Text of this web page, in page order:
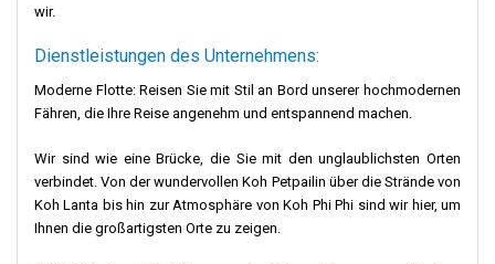
Westküste von Koh Lanta nur eine 30-minütige Fahrt entfernt. Mit
Atmosphäre bieten sie einen starken Kontrast zur ruhigen
Schönheit der Altstadt. Vor allem die Westküste mit ihren
Seite der Insel, eine Seite des Feierns und der Ausgelassenheit.
Die Altstadt von Koh Lanta ist ein Mosaik aus Geschichte, Kultur
und natürlicher Schönheit. Mit ihrem ikonischen langen Pier, den
wir.
Dienstleistungen des Unternehmens:
Moderne Flotte: Reisen Sie mit Stil an Bord unserer hochmodernen
Fähren, die Ihre Reise angenehm und entspannend machen.
Wir sind wie eine Brücke, die Sie mit den unglaublichsten Orten
verbindet. Von der wundervollen Koh Petpailin über die Strände von
Koh Lanta bis hin zur Atmosphäre von Koh Phi Phi sind wir hier, um
Ihnen die großartigsten Orte zu zeigen.